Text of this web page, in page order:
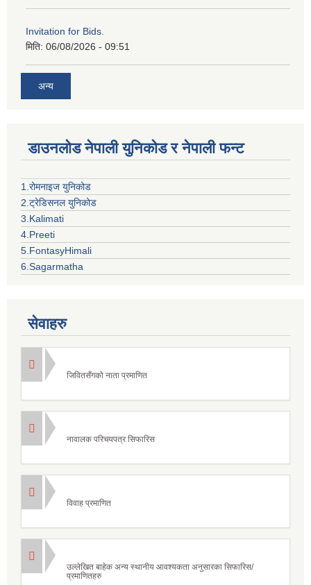
Invitation for Bids.
मिति: 06/08/2026 - 09:51
अन्य
डाउनलोड नेपाली युनिकोड र नेपाली फन्ट
1.रोमनाइज युनिकोड
2.ट्रेडिसनल युनिकोड
3.Kalimati
4.Preeti
5.FontasyHimali
6.Sagarmatha
सेवाहरु
जिवितसँगको नाता प्रमाणित
नावालक परिचयपत्र सिफारिस
विवाह प्रमाणित
उल्लेखित बाहेक अन्य स्थानीय आवश्यकता अनुसारका सिफारिस/
प्रमाणितहरु